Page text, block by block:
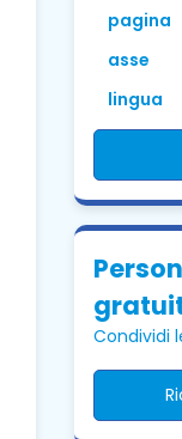
pagina
asse
lingua
Condividi